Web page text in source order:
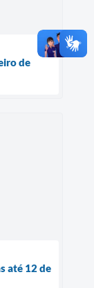
de
até 12 de